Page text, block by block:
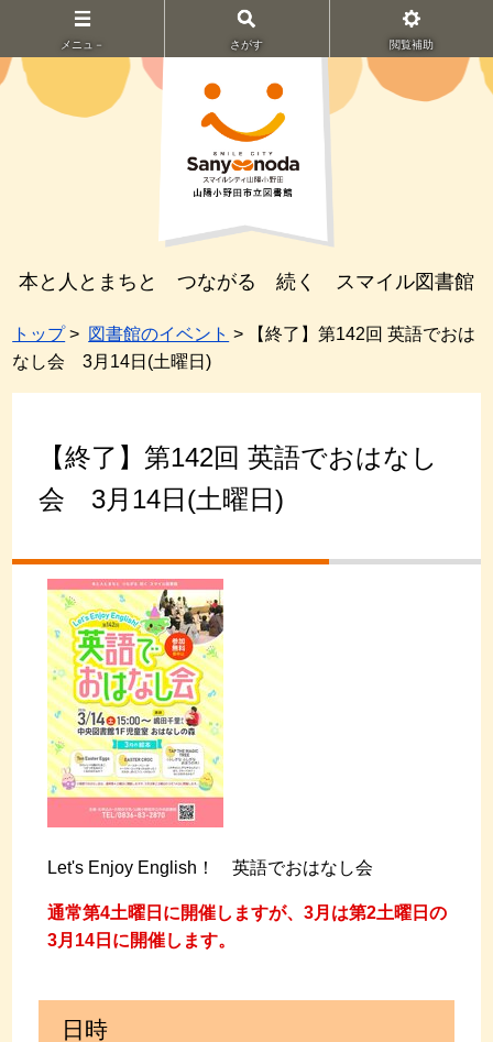
メニュ－ さがす 閲覧補助
本と人とまちと つながる 続く スマイル図書館
トップ> 図書館のイベント > 【終了】第142回 英語でおは
なし会 3月14日(土曜日)
【終了】第142回 英語でおはなし
会 3月14日(土曜日)
Let's Enjoy English！ 英語でおはなし会
通常第4土曜日に開催しますが、3月は第2土曜日の
3月14日に開催します。
日時